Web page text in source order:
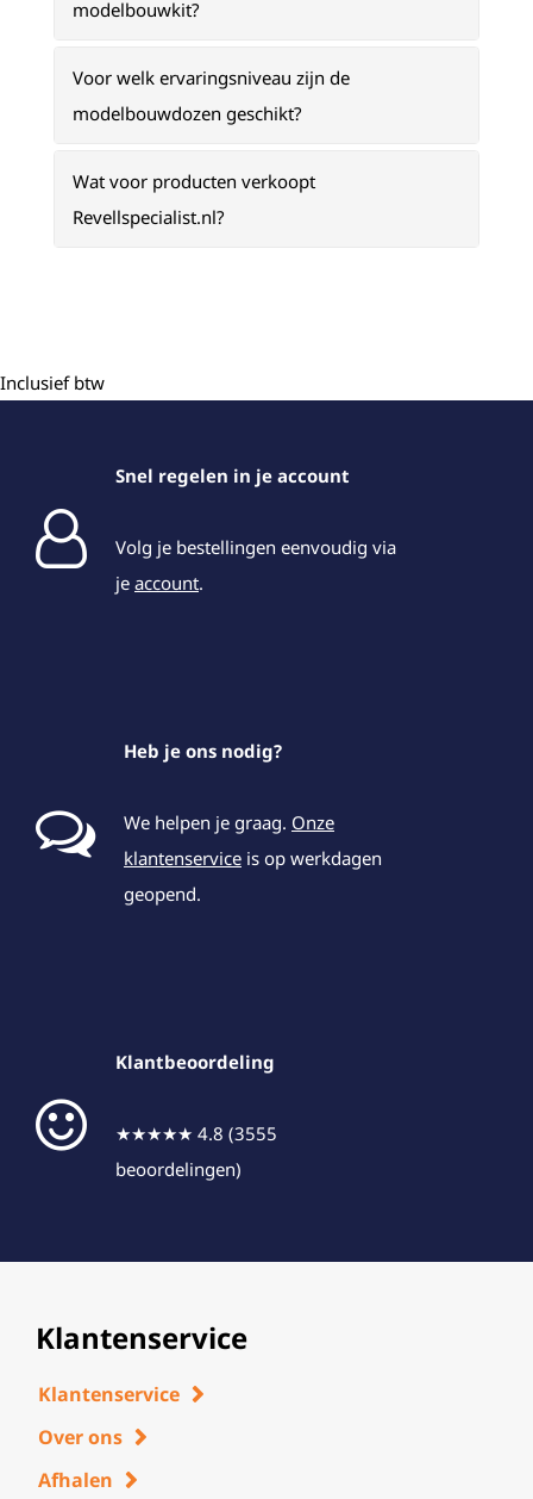
modelbouwkit?
Voor welk ervaringsniveau zijn de
modelbouwdozen geschikt?
Wat voor producten verkoopt
Revellspecialist.nl?
Inclusief btw
Snel regelen in je account
Volg je bestellingen eenvoudig via
je account.
Heb je ons nodig?
We helpen je graag. Onze
klantenservice is op werkdagen
geopend.
Klantbeoordeling
★★★★★ 4.8 (3555
beoordelingen)
Klantenservice
Klantenservice
Over ons
Afhalen